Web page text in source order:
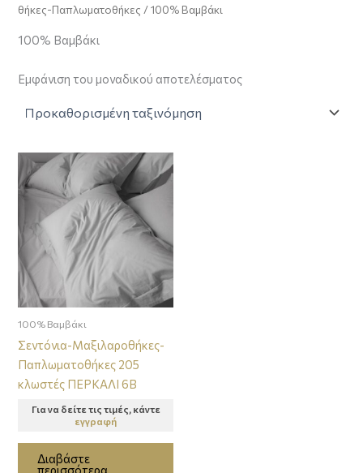
θήκες-Παπλωματοθήκες / 100% Βαμβάκι
100% Βαμβάκι
Εμφάνιση του μοναδικού αποτελέσματος
100% Βαμβάκι
Σεντόνια-Μαξιλαροθήκες-
Παπλωματοθήκες 205
κλωστές ΠΕΡΚΑΛΙ 6B
Για να δείτε τις τιμές, κάντε
εγγραφή
Διαβάστε
περισσότερα